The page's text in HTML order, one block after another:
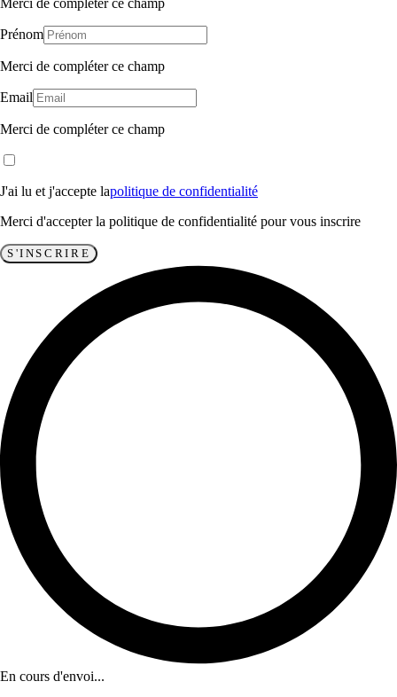
Merci de compléter ce champ
Prénom
Merci de compléter ce champ
Email
Merci de compléter ce champ
J'ai lu et j'accepte lapolitique de confidentialité
Merci d'accepter la politique de confidentialité pour vous inscrire
S'INSCRIRE
En cours d'envoi...